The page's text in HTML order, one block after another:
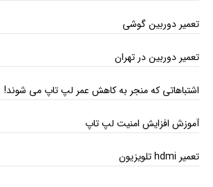
تعمیر دوربین گوشی
تعمیر دوربین در تهران
اشتباهاتی که منجر به کاهش عمر لپ تاپ می ‌شوند!
آموزش افزایش امنیت لپ تاپ
تعمیر hdmi تلویزیون